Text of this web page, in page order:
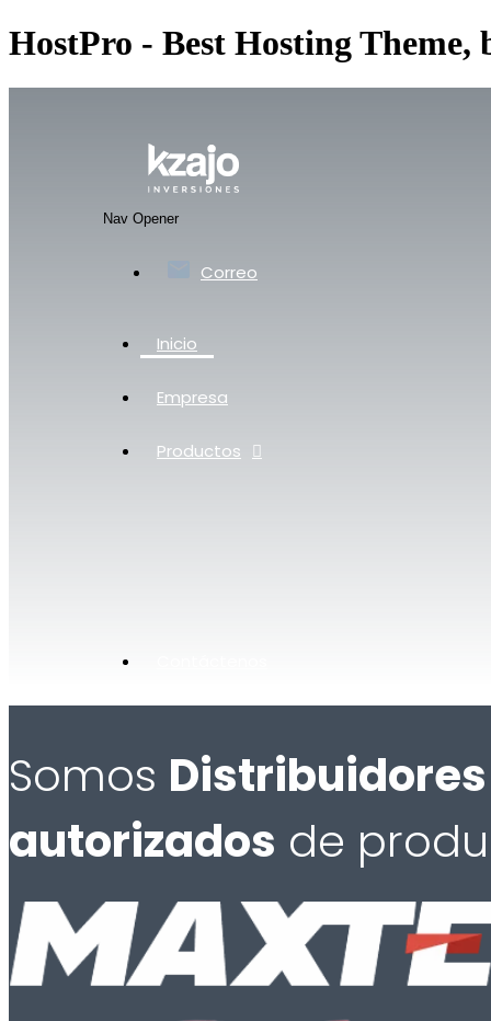
HostPro - Best Hosting Theme,
Nav Opener
Correo
Inicio
Empresa
Productos
Somos Distribuidores
autorizados de